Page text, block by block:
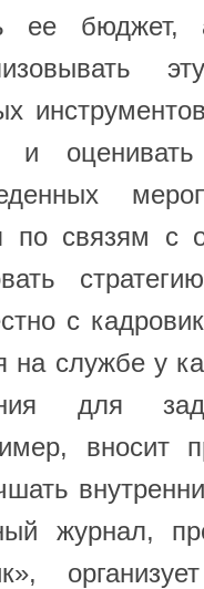
ее
и оценивать
по связям с
с
на службе у
для
вносит
журнал,